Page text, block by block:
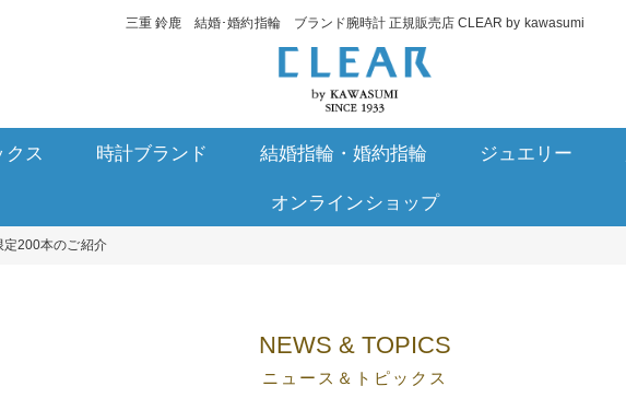
三重 鈴鹿 結婚･婚約指輪 ブランド腕時計 正規販売店 CLEAR by kawasumi
クス 時計ブランド 結婚指輪・婚約指輪 ジュエリー
オンラインショップ
定200本のご紹介
NEWS & TOPICS
ニュース＆トピックス